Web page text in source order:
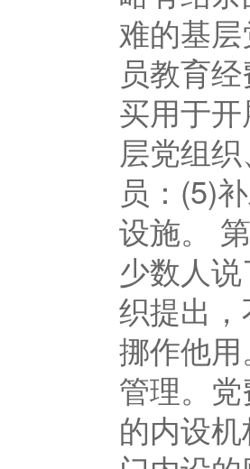
难的基
员教育
买用于
层党组
员：(5)
设施。
少数人
织提出
挪作他
管理。
的内设